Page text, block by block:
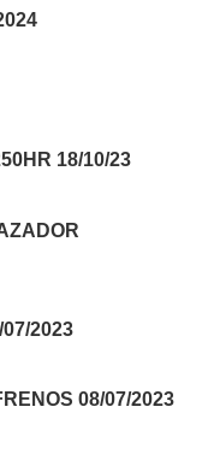
18/10/23
2023
08/07/2023